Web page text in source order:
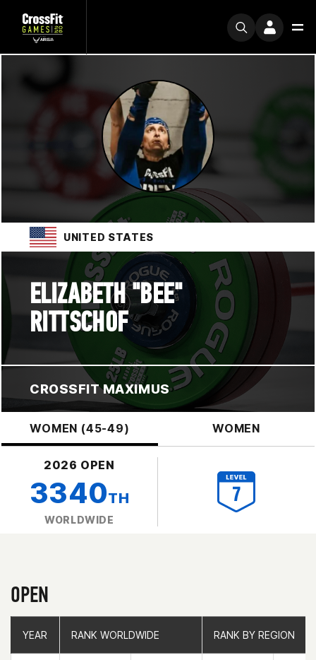
UNITED STATES
ELIZABETH "BEE"
RITTSCHOF
CROSSFIT MAXIMUS
WOMEN (45-49) WOMEN
2026 OPEN
3340TH
WORLDWIDE
OPEN
YEAR RANK WORLDWIDE RANK BY REGION
YEAR RANK WORLDWIDE RANK BY REGION